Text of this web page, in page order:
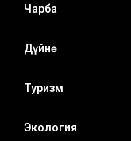
Чарба
Дүйнө
Туризм
Экология